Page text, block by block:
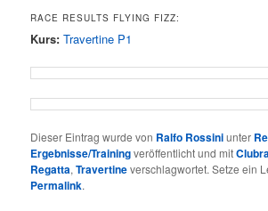
RACE RESULTS FLYING FIZZ:
Kurs:Travertine P1
Dieser Eintrag wurde von Ralfo Rossiniunter
Ergebnisse/Trainingveröffentlicht und mit
Regatta,Travertineverschlagwortet. Setze ein
Permalink.